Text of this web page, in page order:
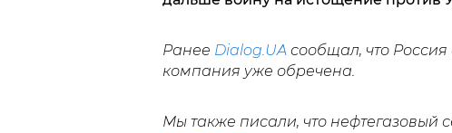
Ранее Dialog.UAсообщал, что Россия
компания уже обречена.
Мы также писали, что нефтегазовый